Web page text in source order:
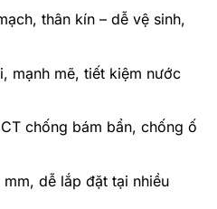
thân kín – dễ vệ sinh,
mạnh mẽ, tiết kiệm nước
chống bám bẩn, chống ố
dễ lắp đặt tại nhiều